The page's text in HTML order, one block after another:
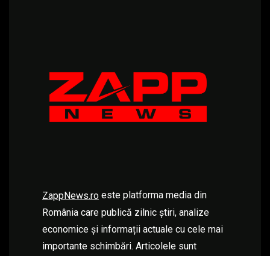
ZappNews.ro este platforma media din
România care publică zilnic știri, analize
economice și informații actuale cu cele mai
importante schimbări. Articolele sunt